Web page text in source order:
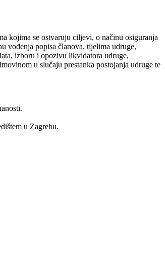
kojima se ostvaruju ciljevi, o načinu osiguranja
vođenja popisa članova, tijelima udruge,
izboru i opozivu likvidatora udruge,
u slučaju prestanka postojanja udruge te
u Zagrebu.